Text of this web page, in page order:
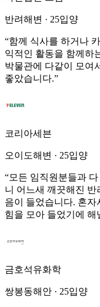
반려해변 · 25입양
“함께 식사를 하거나
익적인 활동을 함께하
박물관에 다같이 모여
좋았습니다.”
코리아세븐
오이도해변 · 25입양
“모든 임직원분들과
니 어느새 깨끗해진
음이 들었습니다. 혼자
힘을 모아 들었기에 해
금호석유화학
쌍봉동해안 · 25입양